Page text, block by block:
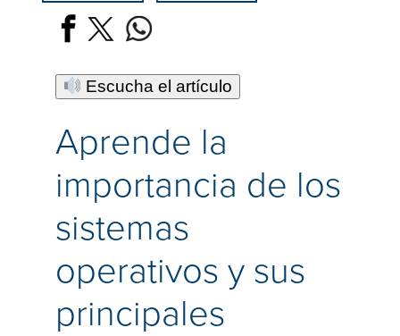
Escucha el artículo
Aprende la
importancia de los
sistemas
operativos y sus
principales